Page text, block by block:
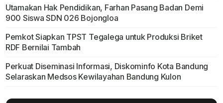
Utamakan Hak Pendidikan, Farhan Pasang Badan Demi
900 Siswa SDN 026 Bojongloa
Pemkot Siapkan TPST Tegalega untuk Produksi Briket
RDF Bernilai Tambah
Perkuat Diseminasi Informasi, Diskominfo Kota Bandung
Selaraskan Medsos Kewilayahan Bandung Kulon